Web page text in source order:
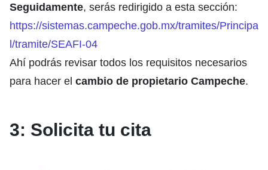
Seguidamente, serás redirigido a esta sección:
https://sistemas.campeche.gob.mx/tramites/Principa
l/tramite/SEAFI-04
Ahí podrás revisar todos los requisitos necesarios
para hacer el cambio de propietario Campeche.
3: Solicita tu cita